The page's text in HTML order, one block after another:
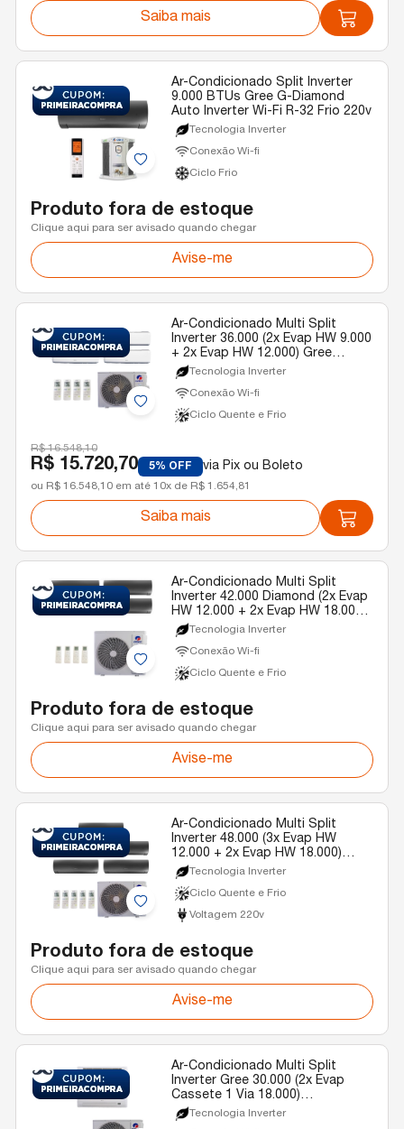
Saiba mais
Ar-Condicionado Split Inverter
9.000 BTUs Gree G-Diamond
Auto Inverter Wi-Fi R-32 Frio 220v
Tecnologia Inverter
Conexão Wi-fi
Ciclo Frio
Produto fora de estoque
Clique aqui para ser avisado quando chegar
Avise-me
Ar-Condicionado Multi Split
Inverter 36.000 (2x Evap HW 9.000
+ 2x Evap HW 12.000) Gree
Quente/Frio R-32 220v
Tecnologia Inverter
Conexão Wi-fi
Ciclo Quente e Frio
R$ 16.548,10
R$ 15.720,70 5% OFF via Pix ou Boleto
ou R$ 16.548,10 em até 10x de R$ 1.654,81
Saiba mais
Ar-Condicionado Multi Split
Inverter 42.000 Diamond (2x Evap
HW 12.000 + 2x Evap HW 18.000)
Gree Quente/Frio R-32 220v
Tecnologia Inverter
Conexão Wi-fi
Ciclo Quente e Frio
Produto fora de estoque
Clique aqui para ser avisado quando chegar
Avise-me
Ar-Condicionado Multi Split
Inverter 48.000 (3x Evap HW
12.000 + 2x Evap HW 18.000)
Gree Diamond Quente/Frio R-32
220v
Tecnologia Inverter
Ciclo Quente e Frio
Voltagem 220v
Produto fora de estoque
Clique aqui para ser avisado quando chegar
Avise-me
Ar-Condicionado Multi Split
Inverter Gree 30.000 (2x Evap
Cassete 1 Via 18.000)
Quente/Frio 220V
Tecnologia Inverter